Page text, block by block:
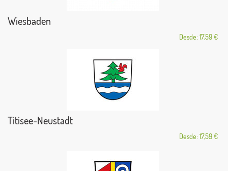
Wiesbaden
Desde: 17,59 €
Titisee-Neustadt
Desde: 17,59 €